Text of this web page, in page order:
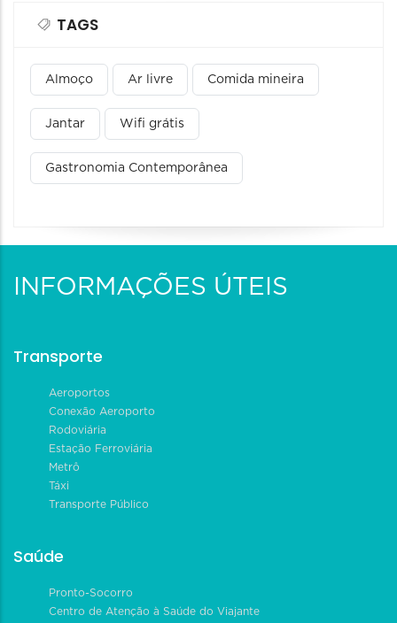
TAGS
Almoço Ar livre Comida mineira
Jantar Wifi grátis
Gastronomia Contemporânea
INFORMAÇÕES ÚTEIS
Transporte
Aeroportos
Conexão Aeroporto
Rodoviária
Estação Ferroviária
Metrô
Táxi
Transporte Público
Saúde
Pronto-Socorro
Centro de Atenção à Saúde do Viajante